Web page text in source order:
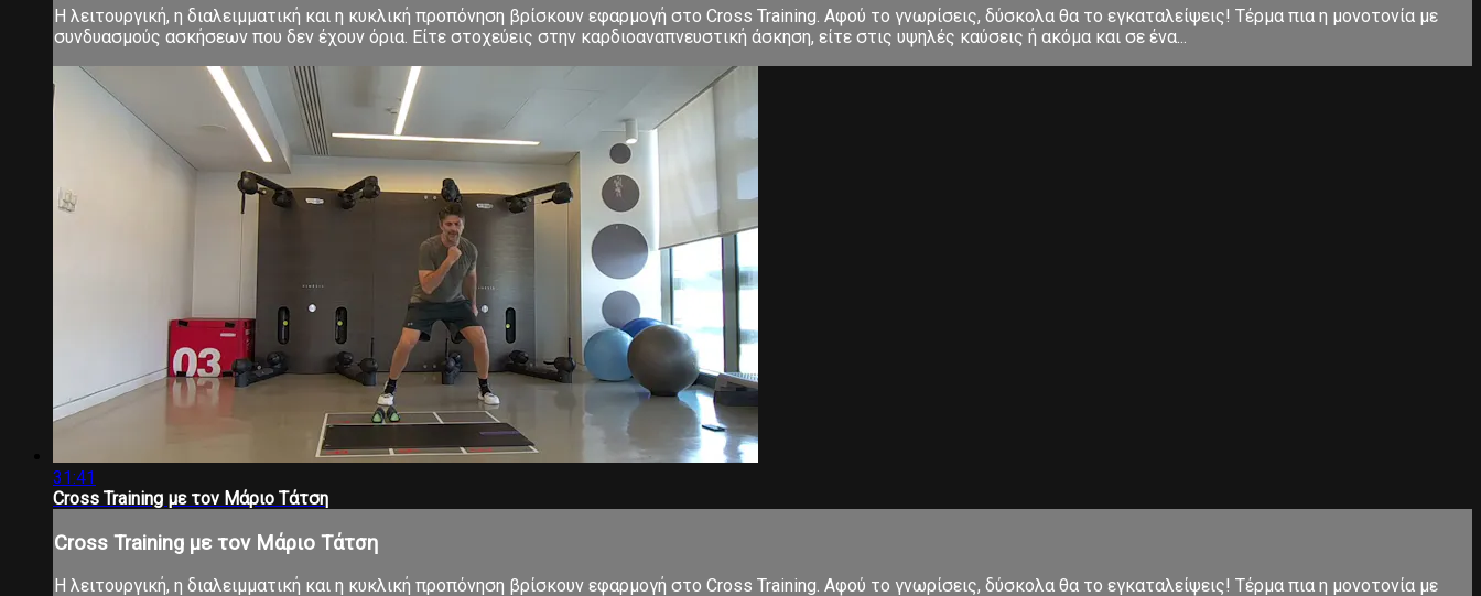
Η λειτουργική, η διαλειμματική και η κυκλική προπόνηση βρίσκουν εφαρμογή στο Cross Training. Αφού το γνωρίσεις, δύσκολα θα το εγκαταλείψεις! Τέρμα πια η μονοτονία με
συνδυασμούς ασκήσεων που δεν έχουν όρια. Είτε στοχεύεις στην καρδιοαναπνευστική άσκηση, είτε στις υψηλές καύσεις ή ακόμα και σε ένα...
31:41
Cross Training με τον Μάριο Τάτση
Cross Training με τον Μάριο Τάτση
Η λειτουργική, η διαλειμματική και η κυκλική προπόνηση βρίσκουν εφαρμογή στο Cross Training. Αφού το γνωρίσεις, δύσκολα θα το εγκαταλείψεις! Τέρμα πια η μονοτονία με